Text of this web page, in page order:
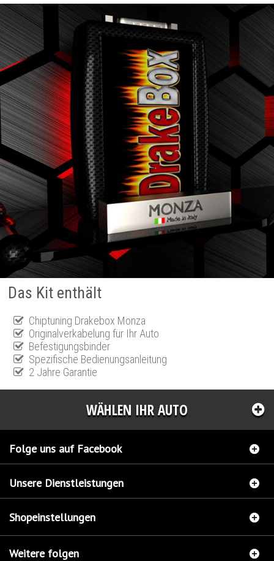
Das Kit enthält
Chiptuning Drakebox Monza
Originalverkabelung für Ihr Auto
Befestigungsbinder
Spezifische Bedienungsanleitung
2 Jahre Garantie
WÄHLEN IHR AUTO
Folge uns auf Facebook
Unsere Dienstleistungen
Shopeinstellungen
Weitere folgen